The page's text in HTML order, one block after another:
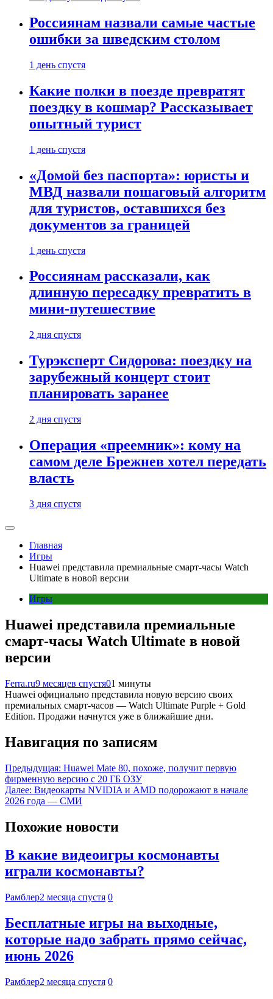
Россиянам назвали самые частые
ошибки за шведским столом
1 день спустя
Какие полки в поезде превратят
поездку в кошмар? Рассказывает
опытный турист
1 день спустя
«Домой без паспорта»: юристы и
МВД назвали пошаговый алгоритм
для туристов, оставшихся без
документов за границей
1 день спустя
Россиянам рассказали, как
длинную пересадку превратить в
мини-путешествие
2 дня спустя
Турэксперт Сидорова: поездку на
зарубежный концерт стоит
планировать заранее
2 дня спустя
Операция «преемник»: кому на
самом деле Брежнев хотел передать
власть
3 дня спустя
Главная
Игры
Huawei представила премиальные смарт-часы Watch
Ultimate в новой версии
Игры
Huawei представила премиальные
смарт-часы Watch Ultimate в новой
версии
Ferra.ru9 месяцев спустя01 минуты
Huawei официально представила новую версию своих
премиальных смарт-часов — Watch Ultimate Purple + Gold
Edition. Продажи начнутся уже в ближайшие дни.
Навигация по записям
Предыдущая: Huawei Mate 80, похоже, получит первую
фирменную версию с 20 ГБ ОЗУ
Далее: Видеокарты NVIDIA и AMD подорожают в начале
2026 года — СМИ
Похожие новости
В какие видеоигры космонавты
играли космонавты?
Рамблер2 месяца спустя 0
Бесплатные игры на выходные,
которые надо забрать прямо сейчас,
июнь 2026
Рамблер2 месяца спустя 0